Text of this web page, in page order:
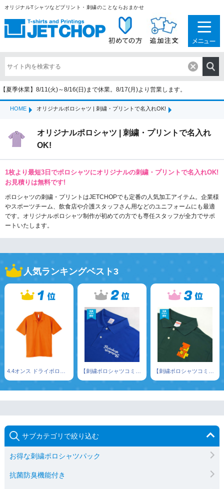
オリジナルTシャツなどプリント・刺繍のことならおまかせ
【夏季休業】8/11(火)～8/16(日)まで休業。8/17(月)より営業します。
HOME オリジナルポロシャツ | 刺繍・プリントで名入れOK!
オリジナルポロシャツ | 刺繍・プリントで名入れ
OK!
1枚より最短3日でポロシャツにオリジナルの刺繍・プリントで名入れOK!
お見積りは無料です!
ポロシャツの刺繍・プリントはJETCHOPでも定番の人気加工アイテム。企業様
やスポーツチーム、飲食店や介護スタッフさん用などのユニフォームにも最適
です。オリジナルポロシャツ制作が初めての方でも専任スタッフが全力でサポ
ートいたします。
人気ランキングベスト3
サブカテゴリで絞り込む
お得な刺繍ポロシャツパック
抗菌防臭機能付き